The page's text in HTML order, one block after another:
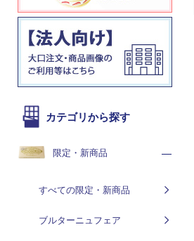
カテゴリから探す
限定・新商品
すべての限定・新商品
ブルターニュフェア